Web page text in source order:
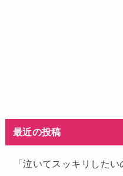
最近の投稿
「泣いてスッキリした